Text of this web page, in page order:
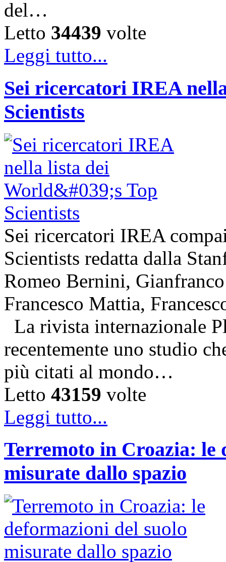
del…
Letto 34439 volte
Leggi tutto...
Sei ricercatori IREA
Scientists
Sei ricercatori IREA
Scientists redatta dalla
Romeo Bernini,
Francesco Mattia,
La rivista internazionale
recentemente uno studio
più citati al mondo…
Letto 43159 volte
Leggi tutto...
Terremoto in Croazia: le
misurate dallo spazio